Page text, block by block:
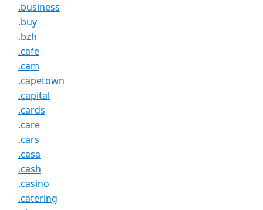
.business
.buy
.bzh
.cafe
.cam
.capetown
.capital
.cards
.care
.cars
.casa
.cash
.casino
.catering